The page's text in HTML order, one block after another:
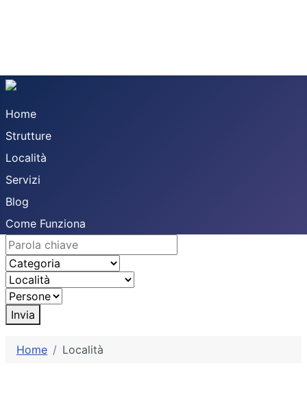
Home
Strutture
Località
Servizi
Blog
Come Funziona
Invia
Home Località